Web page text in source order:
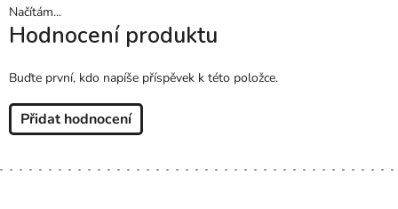
Načítám...
Hodnocení produktu
Buďte první, kdo napíše příspěvek k této položce.
Přidat hodnocení